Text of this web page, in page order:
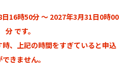
して申請・届出等手続を
の規約に同意していただく
のことを前提に、構成団
ービスを提供します。本
された方は、この規約に同
16時50分 ～ 2027年3月31日0時00
分 です。
時、上記の時間をすぎていると申込
できません。